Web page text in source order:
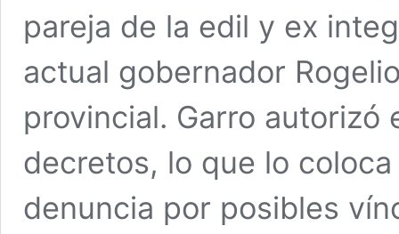
pareja de la edil y ex
actual gobernador
provincial. Garro autorizó
decretos, lo que lo
denuncia por posibles